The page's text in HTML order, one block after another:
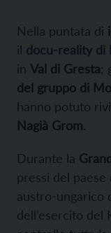
Nella puntata di
il docu-reality di
in Val di Gresta;
del gruppo di
hanno potuto
Nagià Grom.
Durante la
pressi del
austro-ungarico
dell’esercito